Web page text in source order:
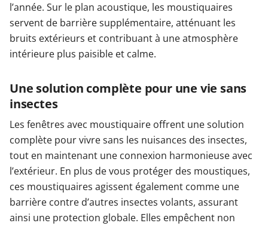
l’année. Sur le plan acoustique, les moustiquaires
servent de barrière supplémentaire, atténuant les
bruits extérieurs et contribuant à une atmosphère
intérieure plus paisible et calme.
Une solution complète pour une vie sans
insectes
Les fenêtres avec moustiquaire offrent une solution
complète pour vivre sans les nuisances des insectes,
tout en maintenant une connexion harmonieuse avec
l’extérieur. En plus de vous protéger des moustiques,
ces moustiquaires agissent également comme une
barrière contre d’autres insectes volants, assurant
ainsi une protection globale. Elles empêchent non